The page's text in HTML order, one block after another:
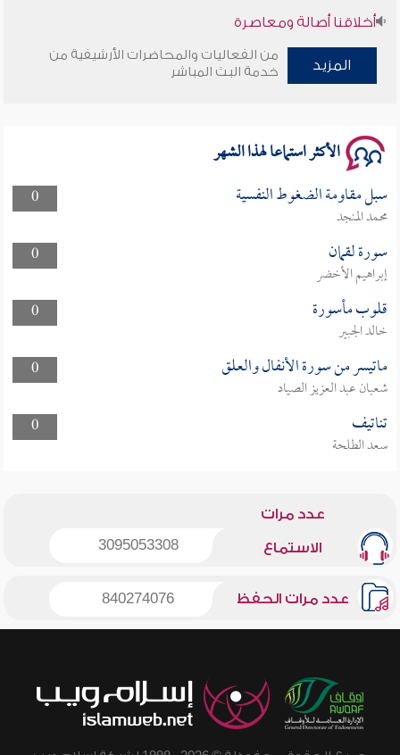
أخلاقنا أصالة ومعاصرة
وأمنهم من خوف 9
المزيد
من الفعاليات والمحاضرات الأرشيفية من
خدمة البث المباشر
الأكثر استماعا لهذا الشهر
0 سبل مقاومة الضغوط النفسية
محمد المنجد
0
سورة لقمان
إبراهيم الأخضر
0
قلوب مأسورة
خالد الجبير
0
ماتيسر من سورة الأنفال والعلق
شعبان عبد العزيز الصياد
0
تناتيف
سعد الطلحة
عدد مرات
الاستماع 3095053308
عدد مرات الحفظ 840274076